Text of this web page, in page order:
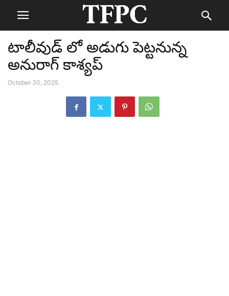
టాలీవుడ్ లో అడుగు పెట్టనున్న
అనురాగ్ కాశ్యప్
October 30, 2025